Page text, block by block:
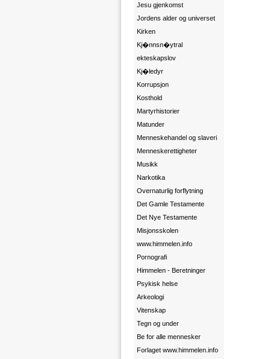
Jesu gjenkomst
Jordens alder og universet
Kirken
Kj�nnsn�ytral
ekteskapslov
Kj�ledyr
Korrupsjon
Kosthold
Martyrhistorier
Matunder
Menneskehandel og slaveri
Menneskerettigheter
Musikk
Narkotika
Overnaturlig forflytning
Det Gamle Testamente
Det Nye Testamente
Misjonsskolen
www.himmelen.info
Pornografi
Himmelen - Beretninger
Psykisk helse
Arkeologi
Vitenskap
Tegn og under
Be for alle mennesker
Forlaget www.himmelen.info